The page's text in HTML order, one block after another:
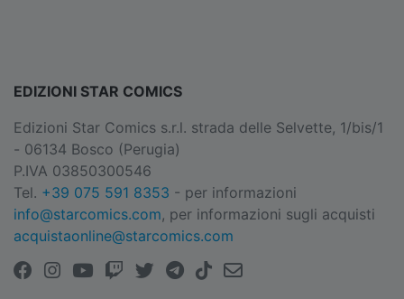
EDIZIONI STAR COMICS
Edizioni Star Comics s.r.l. strada delle Selvette, 1/bis/1
- 06134 Bosco (Perugia)
P.IVA 03850300546
Tel. +39 075 591 8353 - per informazioni
info@starcomics.com, per informazioni sugli acquisti
acquistaonline@starcomics.com